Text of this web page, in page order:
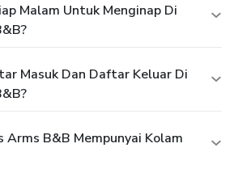
Malam Untuk Menginap Di
Masuk Dan Daftar Keluar Di
Arms B&B Mempunyai Kolam